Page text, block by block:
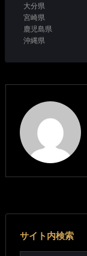
大分県
宮崎県
鹿児島県
沖縄県
サイト内検索